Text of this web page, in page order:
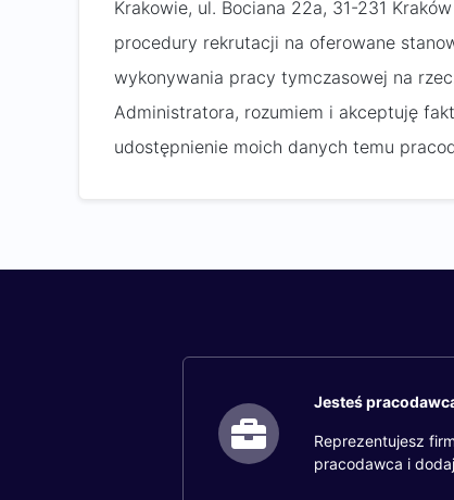
Krakowie, ul. Bociana 22a, 31-231
procedury rekrutacji na oferowane
wykonywania pracy tymczasowej na
Administratora, rozumiem i akceptuję
udostępnienie moich danych temu
Jesteś
Reprezentujesz
pracodawca i